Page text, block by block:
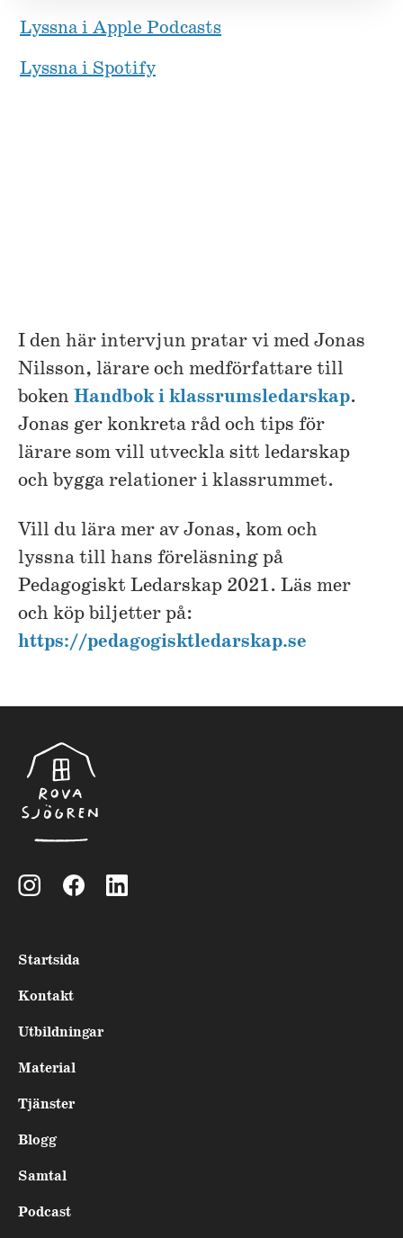
I den här intervjun pratar vi med Jonas
Nilsson, lärare och medförfattare till
boken Handbok i klassrumsledarskap.
Jonas ger konkreta råd och tips för
lärare som vill utveckla sitt ledarskap
och bygga relationer i klassrummet.
Vill du lära mer av Jonas, kom och
lyssna till hans föreläsning på
Pedagogiskt Ledarskap 2021. Läs mer
och köp biljetter på:
https://pedagogisktledarskap.se
Lyssna i Apple Podcasts
Lyssna i Spotify
Startsida
Kontakt
Utbildningar
Material
Tjänster
Blogg
Samtal
Podcast